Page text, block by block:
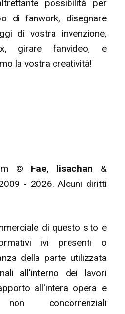
possibilità per
di fanwork, disegnare
di vostra invenzione,
girare fanvideo, e
la vostra creatività!
© Fae, lisachan &
- 2026. Alcuni diritti
di questo sito e
ivi presenti o
della parte utilizzata
all'interno dei lavori
all'intera opera e
concorrenziali